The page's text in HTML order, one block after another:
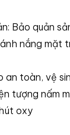
Bảo quản
nắng mặt
toàn, vệ
tượng nấm
oxy